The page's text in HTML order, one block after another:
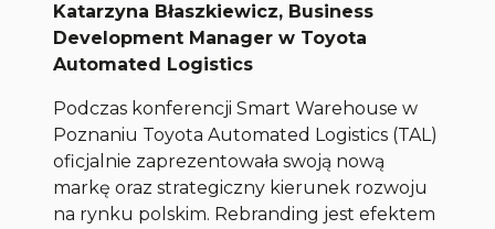
Katarzyna Błaszkiewicz, Business
Development Manager w Toyota
Automated Logistics
Podczas konferencji Smart Warehouse w
Poznaniu Toyota Automated Logistics (TAL)
oficjalnie zaprezentowała swoją nową
markę oraz strategiczny kierunek rozwoju
na rynku polskim. Rebranding jest efektem